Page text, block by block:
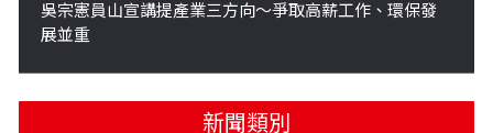
吳宗憲員山宣講提產業三方向～爭取高薪工作、環保發
展並重
新聞類別